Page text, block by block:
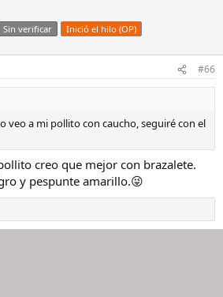
Sin verificar Inició el hilo (OP)
#66
veo a mi pollito con caucho, seguiré con el
creo que mejor con brazalete.
y pespunte amarillo.😜